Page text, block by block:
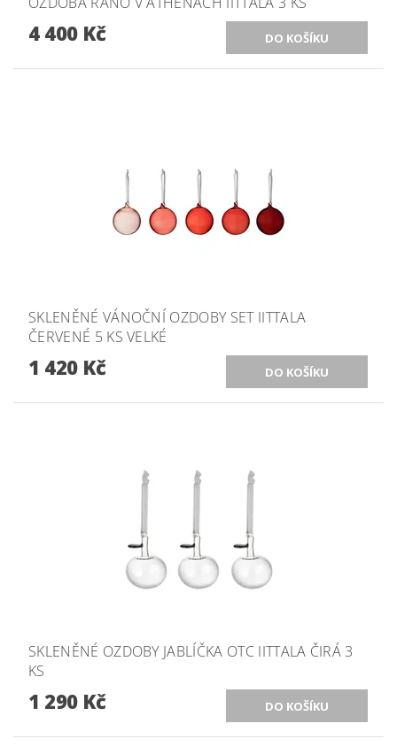
4 400 Kč
SKLENĚNÉ VÁNOČNÍ OZDOBY SET IITTALA
ČERVENÉ 5 KS VELKÉ
1 420 Kč
SKLENĚNÉ OZDOBY JABLÍČKA OTC IITTALA ČIRÁ 3
KS
1 290 Kč